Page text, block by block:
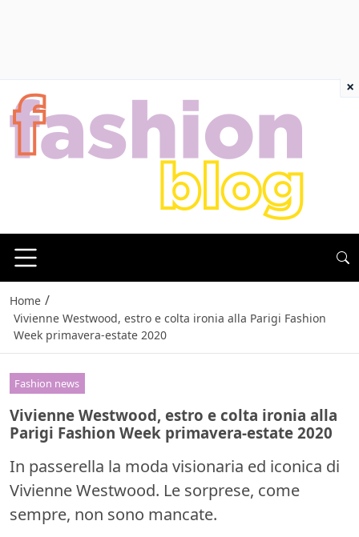
Home /
Vivienne Westwood, estro e colta ironia alla Parigi Fashion
Week primavera-estate 2020
Fashion news
Vivienne Westwood, estro e colta ironia alla
Parigi Fashion Week primavera-estate 2020
In passerella la moda visionaria ed iconica di
Vivienne Westwood. Le sorprese, come
sempre, non sono mancate.
×